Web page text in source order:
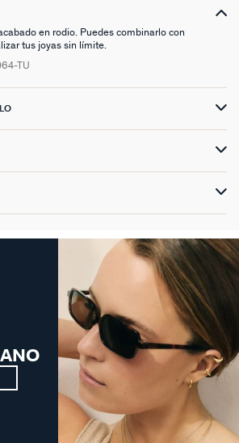
en rodio. Puedes combinarlo con
tus joyas sin límite.
TU